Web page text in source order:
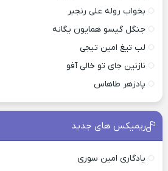
بخواب روله علی رنجبر
جنگل گیسو همایون یگانه
لب تیغ امین تیجی
نازنین جای تو خالی آفو
پادزهر طاهاس
ریمیکس های جدید
یادگاری امین سوری